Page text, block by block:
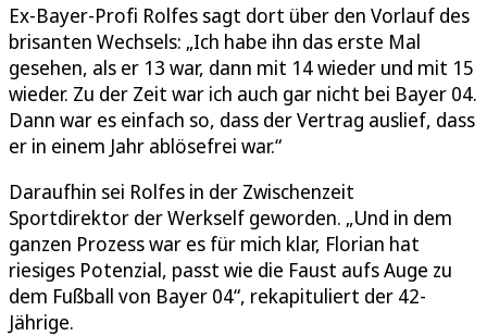
Ex-Bayer-Profi Rolfes sagt dort über den Vorlauf des
brisanten Wechsels: „Ich habe ihn das erste Mal
gesehen, als er 13 war, dann mit 14 wieder und mit 15
wieder. Zu der Zeit war ich auch gar nicht bei Bayer 04.
Dann war es einfach so, dass der Vertrag auslief, dass
er in einem Jahr ablösefrei war.“
Daraufhin sei Rolfes in der Zwischenzeit
Sportdirektor der Werkself geworden. „Und in dem
ganzen Prozess war es für mich klar, Florian hat
riesiges Potenzial, passt wie die Faust aufs Auge zu
dem Fußball von Bayer 04“, rekapituliert der 42-
Jährige.